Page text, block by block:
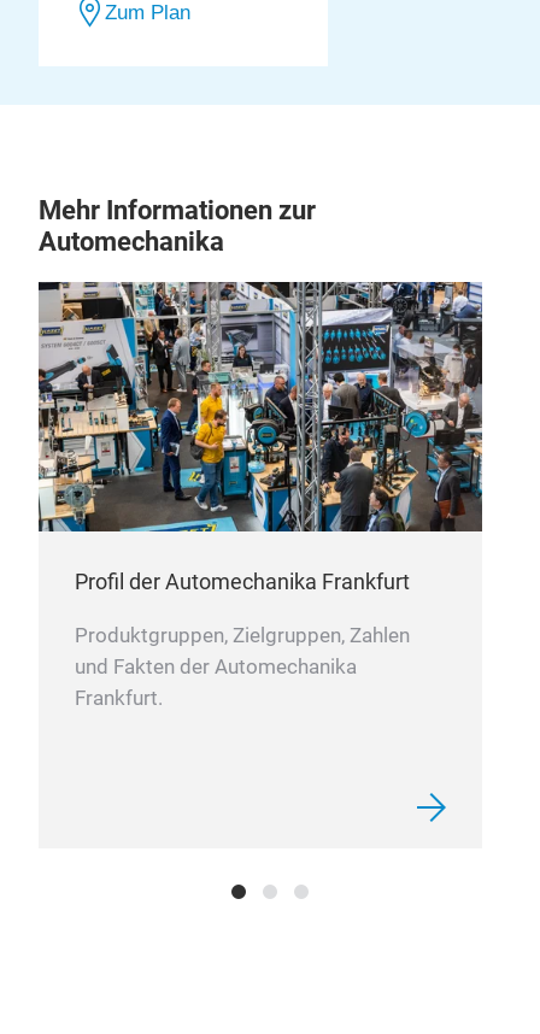
Zum Plan
Mehr Informationen zur
Automechanika
Profil der Automechanika Frankfurt
Produktgruppen, Zielgruppen, Zahlen
und Fakten der Automechanika
Frankfurt.